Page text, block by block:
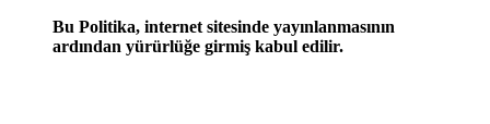
Bu Politika, internet sitesinde yayınlanmasının
ardından yürürlüğe girmiş kabul edilir.